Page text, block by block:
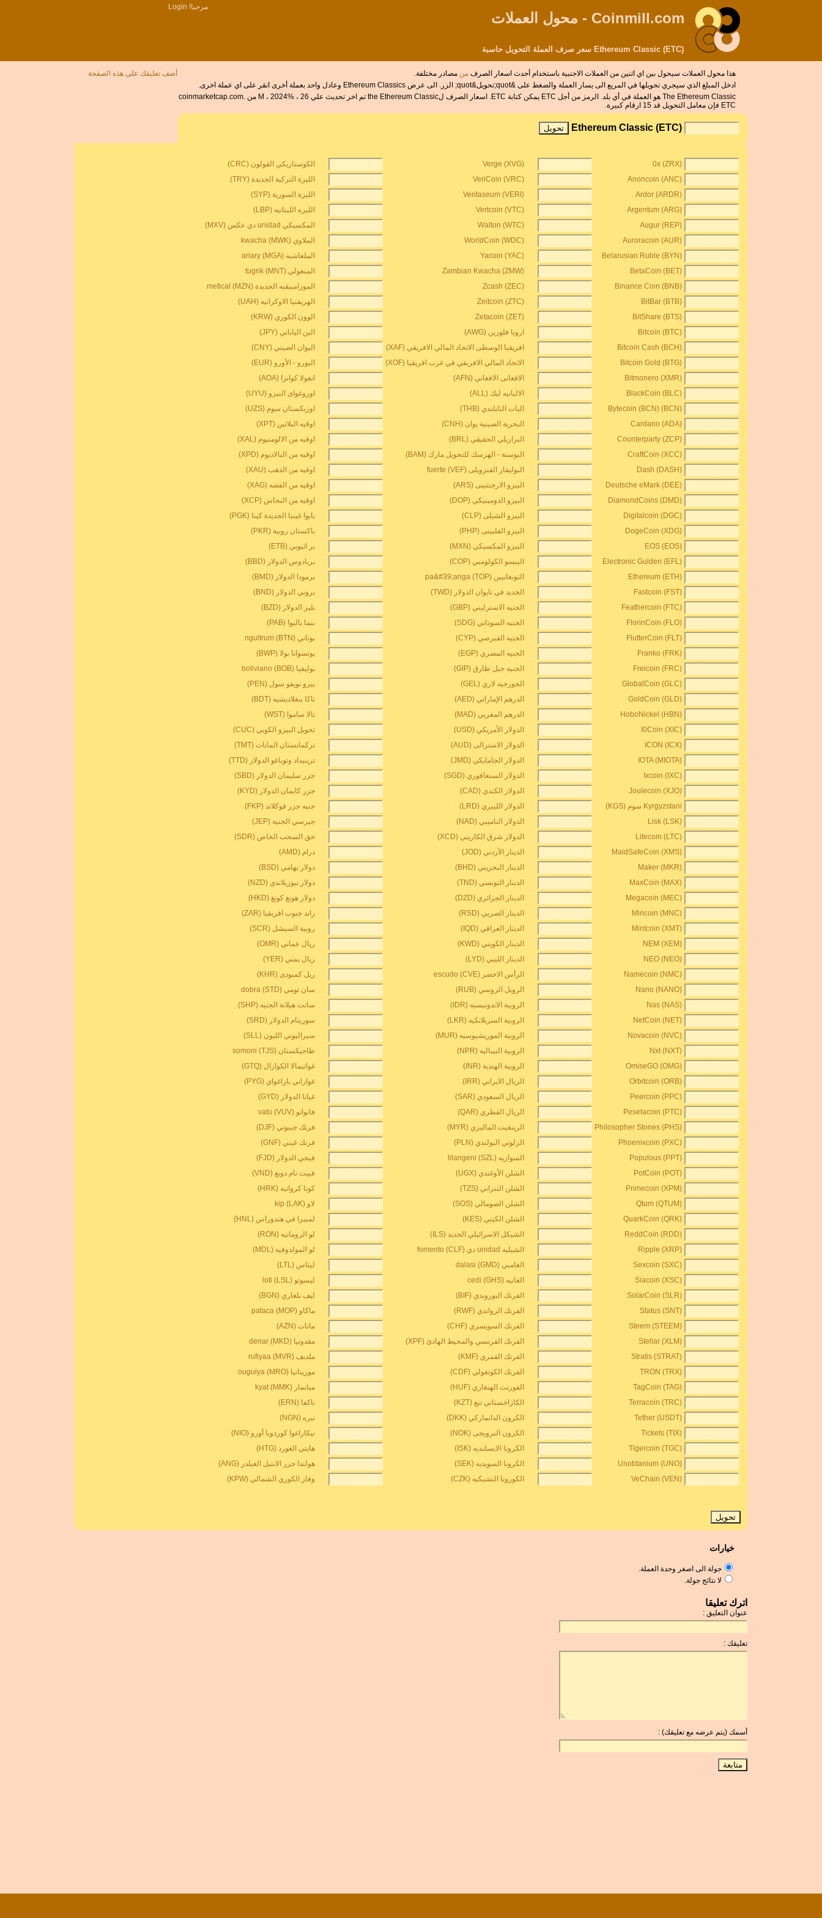
Coinmill.com - محول العملات
مرحبا! Login
Ethereum Classic (ETC) سعر صرف العملة التحويل حاسبة
هذا محول العملات سيحول بين اي اثنين من العملات الاجنبية باستخدام أحدث اسعار الصرف من مصادر مختلفة.
ادخل المبلغ الذي سيجري تحويلها في المربع الى يسار العملة والضغط على &quot;تحويل&quot; الزر. الى عرض Ethereum Classics وعادل واحد بعملة أخرى انقر على اي عملة اخرى.
The Ethereum Classic هو العملة في أي بلد. الرمز من أجل ETC يمكن كتابة ETC. اسعار الصرف لthe Ethereum Classic تم اخر تحديث علي 26 ، %M ، 2024 من coinmarketcap.com.
ETC فإن معامل التحويل قد 15 ارقام كبيرة.
أضف تعليقك على هذه الصفحة
Ethereum Classic (ETC)
0x (ZRX)
Verge (XVG)
الكوستاريكي القولون (CRC)
Anoncoin (ANC)
VeriCoin (VRC)
الليرة التركية الجديدة (TRY)
Ardor (ARDR)
Veritaseum (VERI)
الليرة السورية (SYP)
Argentum (ARG)
Vertcoin (VTC)
الليره اللبنانيه (LBP)
Augur (REP)
Walton (WTC)
المكسيكي unidad دي عكس (MXV)
Auroracoin (AUR)
WorldCoin (WDC)
الملاوي kwacha (MWK)
Belarusian Ruble (BYN)
Yacoin (YAC)
الملغاشيه ariary (MGA)
BetaCoin (BET)
Zambian Kwacha (ZMW)
المنغولي tugrik (MNT)
Binance Coin (BNB)
Zcash (ZEC)
الموزامبيقيه الجديدة metical (MZN)
BitBar (BTB)
Zeitcoin (ZTC)
الهريفنيا الاوكرانيه (UAH)
BitShare (BTS)
Zetacoin (ZET)
الوون الكوري (KRW)
Bitcoin (BTC)
اروبا فلورين (AWG)
الين الياباني (JPY)
Bitcoin Cash (BCH)
افريقيا الوسطى الاتحاد المالي الافريقي (XAF)
اليوان الصيني (CNY)
Bitcoin Gold (BTG)
الاتحاد المالي الافريقي في غرب افريقيا (XOF)
اليورو - الأورو (EUR)
Bitmonero (XMR)
الافغانى الافغاني (AFN)
انغولا كوانزا (AOA)
BlackCoin (BLC)
الالبانيه ليك (ALL)
اوروغواى البيزو (UYU)
Bytecoin (BCN) (BCN)
البات التايلندي (THB)
اوزبكستان سوم (UZS)
Cardano (ADA)
البحرية الصينية يوان (CNH)
اوقيه البلاتين (XPT)
Counterparty (ZCP)
البرازيلي الحقيقي (BRL)
اوقيه من الالومنيوم (XAL)
CraftCoin (XCC)
البوسنة - الهرسك للتحويل مارك (BAM)
اوقيه من البالاديوم (XPD)
Dash (DASH)
البوليفار الفنزويلى fuerte (VEF)
اوقيه من الذهب (XAU)
Deutsche eMark (DEE)
البيزو الارجنتينى (ARS)
اوقيه من الفضه (XAG)
DiamondCoins (DMD)
البيزو الدومينيكي (DOP)
اوقيه من النحاس (XCP)
Digitalcoin (DGC)
البيزو الشيلى (CLP)
بابوا غينيا الجديدة كينا (PGK)
DogeCoin (XDG)
البيزو الفلبينى (PHP)
باكستان روبية (PKR)
EOS (EOS)
البيزو المكسيكي (MXN)
بر اثيوبي (ETB)
Electronic Gulden (EFL)
البيسو الكولومبي (COP)
بربادوس الدولار (BBD)
Ethereum (ETH)
التونغانيين pa&#39;anga (TOP)
برمودا الدولار (BMD)
Fastcoin (FST)
الجديد في تايوان الدولار (TWD)
بروني الدولار (BND)
Feathercoin (FTC)
الجنيه الاسترليني (GBP)
بليز الدولار (BZD)
FlorinCoin (FLO)
الجنيه السوداني (SDG)
بنما بالبوا (PAB)
FlutterCoin (FLT)
الجنيه القبرصي (CYP)
بوتاني ngultrum (BTN)
Franko (FRK)
الجنيه المصري (EGP)
بوتسوانا بولا (BWP)
Freicoin (FRC)
الجنيه جبل طارق (GIP)
بوليفيا boliviano (BOB)
GlobalCoin (GLC)
الجورجيه لاري (GEL)
بيرو نويفو سول (PEN)
GoldCoin (GLD)
الدرهم الإماراتي (AED)
تاكا بنغلاديشيه (BDT)
HoboNickel (HBN)
الدرهم المغربي (MAD)
تالا ساموا (WST)
I0Coin (XIC)
الدولار الأمريكي (USD)
تحويل البيزو الكوبي (CUC)
ICON (ICX)
الدولار الاسترالى (AUD)
تركمانستان المانات (TMT)
IOTA (MIOTA)
الدولار الجامايكي (JMD)
ترينيداد وتوباغو الدولار (TTD)
Ixcoin (IXC)
الدولار السنغافوري (SGD)
جزر سليمان الدولار (SBD)
Joulecoin (XJO)
الدولار الكندي (CAD)
جزر كايمان الدولار (KYD)
Kyrgyzstani سوم (KGS)
الدولار الليبري (LRD)
جنيه جزر فوكلاند (FKP)
Lisk (LSK)
الدولار الناميبي (NAD)
جيرسي الجنيه (JEP)
Litecoin (LTC)
الدولار شرق الكاريبي (XCD)
حق السحب الخاص (SDR)
MaidSafeCoin (XMS)
الدينار الأردني (JOD)
درام (AMD)
Maker (MKR)
الدينار البحريني (BHD)
دولار بهامي (BSD)
MaxCoin (MAX)
الدينار التونسي (TND)
دولار نيوزيلاندي (NZD)
Megacoin (MEC)
الدينار الجزائري (DZD)
دولار هونغ كونغ (HKD)
Mincoin (MNC)
الدينار الصربي (RSD)
راند جنوب افريقيا (ZAR)
Mintcoin (XMT)
الدينار العراقي (IQD)
روبية السيشل (SCR)
NEM (XEM)
الدينار الكويتي (KWD)
ريال عماني (OMR)
NEO (NEO)
الدينار الليبي (LYD)
ريال يمني (YER)
Namecoin (NMC)
الرأس الاخضر escudo (CVE)
ريل كمبودى (KHR)
Nano (NANO)
الروبل الروسي (RUB)
سان تومي dobra (STD)
Nas (NAS)
الروبية الاندونيسيه (IDR)
سانت هيلانة الجنيه (SHP)
NetCoin (NET)
الروبية السريلانكيه (LKR)
سورينام الدولار (SRD)
Novacoin (NVC)
الروبية الموريشيوسيه (MUR)
سيراليوني الليون (SLL)
Nxt (NXT)
الروبية النيباليه (NPR)
طاجيكستان somoni (TJS)
OmiseGO (OMG)
الروبية الهندية (INR)
غواتيمالا الكوازال (GTQ)
Orbitcoin (ORB)
الريال الايراني (IRR)
غواراني باراغواي (PYG)
Peercoin (PPC)
الريال السعودي (SAR)
غيانا الدولار (GYD)
Pesetacoin (PTC)
الريال القطري (QAR)
فانواتو vatu (VUV)
Philosopher Stones (PHS)
الرينغيت الماليزي (MYR)
فرنك جيبوتي (DJF)
Phoenixcoin (PXC)
الزلوتي البولندي (PLN)
فرنك غيني (GNF)
Populous (PPT)
السوازيه lilangeni (SZL)
فيجي الدولار (FJD)
PotCoin (POT)
الشلن الأوغندي (UGX)
فييت نام دونغ (VND)
Primecoin (XPM)
الشلن التنزاني (TZS)
كونا كرواتيه (HRK)
Qtum (QTUM)
الشلن الصومالي (SOS)
لاو kip (LAK)
QuarkCoin (QRK)
الشلن الكيني (KES)
لمبيرا في هندوراس (HNL)
ReddCoin (RDD)
الشيكل الاسرائيلي الجديد (ILS)
لو الرومانيه (RON)
Ripple (XRP)
الشيليه unidad دي fomento (CLF)
لو المولدوفيه (MDL)
Sexcoin (SXC)
الغامبي dalasi (GMD)
ليتاس (LTL)
Siacoin (XSC)
الغانيه cedi (GHS)
ليسوتو loti (LSL)
SolarCoin (SLR)
الفرنك البوروندي (BIF)
ليف بلغاري (BGN)
Status (SNT)
الفرنك الرواندي (RWF)
ماكاو pataca (MOP)
Steem (STEEM)
الفرنك السويسري (CHF)
مانات (AZN)
Stellar (XLM)
الفرنك الفرنسي والمحيط الهادئ (XPF)
مقدونيا denar (MKD)
Stratis (STRAT)
الفرنك القمري (KMF)
ملديف rufiyaa (MVR)
TRON (TRX)
الفرنك الكونغولي (CDF)
موريتانيا ouguiya (MRO)
TagCoin (TAG)
الفورنت الهنغاري (HUF)
ميانمار kyat (MMK)
Terracoin (TRC)
الكازاخستاني تنغ (KZT)
ناكفا (ERN)
Tether (USDT)
الكرون الدانماركي (DKK)
نيره (NGN)
Tickets (TIX)
الكرون النرويجى (NOK)
نيكاراغوا كوردوبا أورو (NIO)
Tigercoin (TGC)
الكرونا الايسلنديه (ISK)
هايتي الغورد (HTG)
Unobtanium (UNO)
الكرونا السويديه (SEK)
هولندا جزر الانتيل الغيلدر (ANG)
VeChain (VEN)
الكورونا التشيكيه (CZK) وفاز الكوري الشمالي (KPW)
خيارات
جولة الى اصغر وحدة العملة.
لا نتائج جولة.
اترك تعليقا
عنوان التعليق :
تعليقك :
أسمك (يتم عرضه مع تعليقك) :